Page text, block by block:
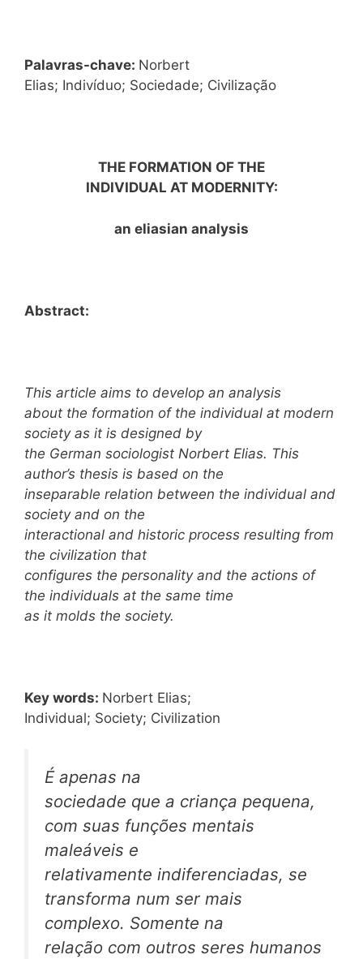
Palavras-chave: Norbert
Elias; Indivíduo; Sociedade; Civilização
THE FORMATION OF THE
INDIVIDUAL AT MODERNITY:
an eliasian analysis
Abstract:
This article aims to develop an analysis
about the formation of the individual at modern
society as it is designed by
the German sociologist Norbert Elias. This
author’s thesis is based on the
inseparable relation between the individual and
society and on the
interactional and historic process resulting from
the civilization that
configures the personality and the actions of
the individuals at the same time
as it molds the society.
Key words: Norbert Elias;
Individual; Society; Civilization
É apenas na
sociedade que a criança pequena,
com suas funções mentais
maleáveis e
relativamente indiferenciadas, se
transforma num ser mais
complexo. Somente na
relação com outros seres humanos